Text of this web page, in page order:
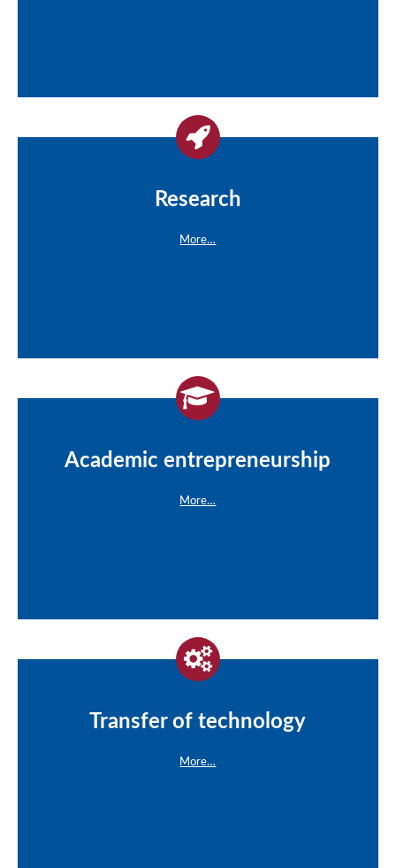
Research
More…
Academic entrepreneurship
More…
Transfer of technology
More…